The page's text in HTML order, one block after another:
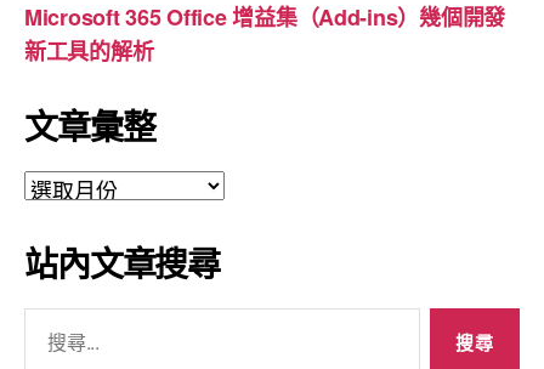
Microsoft 365 Office 增益集（Add-ins）幾個開發
新工具的解析
文章彙整
文
彙
整
站內文章搜尋